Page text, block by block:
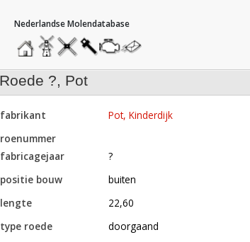
hoofdmenu
homemolendatabase
roedendatabase
assendatabase
motorendatabase
stuur
een
bericht
roede ?, Pot
fabrikant
Pot, Kinderdijk
roenummer
fabricagejaar
?
positie bouw
buiten
lengte
22,60
type roede
doorgaand